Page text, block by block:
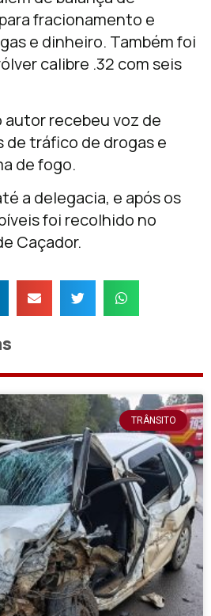
fracionamento e
e dinheiro. Também foi
calibre .32 com seis
recebeu voz de
de tráfico de drogas e
de fogo.
a delegacia, e após os
foi recolhido no
Caçador.
TRÂNSITO